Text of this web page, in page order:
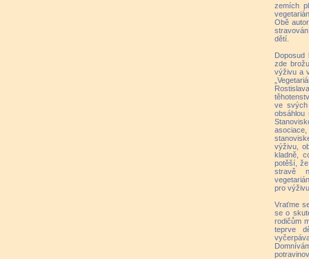
zemích
Obě
dětí.
Doposud
zde
výživu a
ve
obsáhlou
výživu,
kladně,
potěší,
stravě
pro
Vraťme
se o
rodičům
teprve